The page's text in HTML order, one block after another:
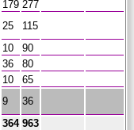
179 277
25
115
10
90
36
80
10
65
9
36
364 963